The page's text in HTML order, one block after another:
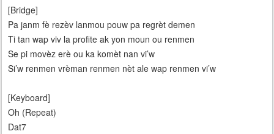
[Bridge]
Pa janm fè rezèv lanmou pouw pa regrèt demen
Ti tan wap viv la profite ak yon moun ou renmen
Se pi movèz erè ou ka komèt nan vi’w
Si’w renmen vrèman renmen nèt ale wap renmen vi’w
[Keyboard]
Oh (Repeat)
Dat7